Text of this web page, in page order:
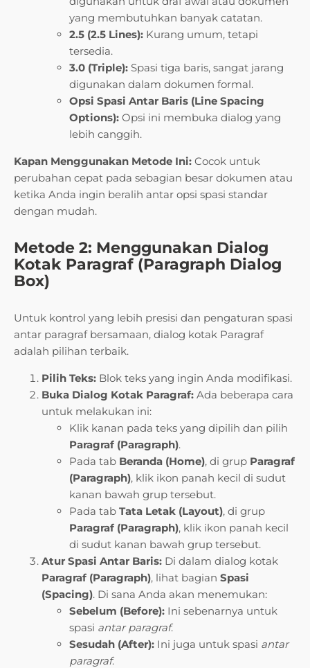
yang membutuhkan banyak catatan.
2.5 (2.5 Lines): Kurang umum, tetapi
tersedia.
3.0 (Triple): Spasi tiga baris, sangat jarang
digunakan dalam dokumen formal.
Opsi Spasi Antar Baris (Line Spacing
Options): Opsi ini membuka dialog yang
lebih canggih.
Kapan Menggunakan Metode Ini: Cocok untuk
perubahan cepat pada sebagian besar dokumen atau
ketika Anda ingin beralih antar opsi spasi standar
dengan mudah.
Metode 2: Menggunakan Dialog
Kotak Paragraf (Paragraph Dialog
Box)
Untuk kontrol yang lebih presisi dan pengaturan spasi
antar paragraf bersamaan, dialog kotak Paragraf
adalah pilihan terbaik.
Pilih Teks: Blok teks yang ingin Anda modifikasi.
Buka Dialog Kotak Paragraf: Ada beberapa cara
untuk melakukan ini:
Klik kanan pada teks yang dipilih dan pilih
Paragraf (Paragraph).
Pada tab Beranda (Home), di grup Paragraf
(Paragraph), klik ikon panah kecil di sudut
kanan bawah grup tersebut.
Pada tab Tata Letak (Layout), di grup
Paragraf (Paragraph), klik ikon panah kecil
di sudut kanan bawah grup tersebut.
Atur Spasi Antar Baris: Di dalam dialog kotak
Paragraf (Paragraph), lihat bagian Spasi
(Spacing). Di sana Anda akan menemukan:
Sebelum (Before): Ini sebenarnya untuk
spasi antar paragraf.
Sesudah (After): Ini juga untuk spasi antar
paragraf.